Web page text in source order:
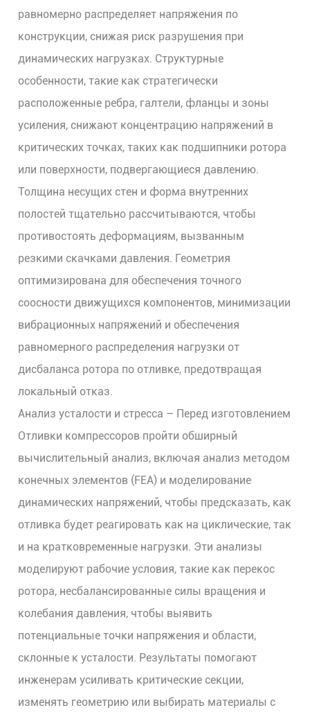
равномерно распределяет напряжения по
конструкции, снижая риск разрушения при
динамических нагрузках. Структурные
особенности, такие как стратегически
расположенные ребра, галтели, фланцы и зоны
усиления, снижают концентрацию напряжений в
критических точках, таких как подшипники ротора
или поверхности, подвергающиеся давлению.
Толщина несущих стен и форма внутренних
полостей тщательно рассчитываются, чтобы
противостоять деформациям, вызванным
резкими скачками давления. Геометрия
оптимизирована для обеспечения точного
соосности движущихся компонентов, минимизации
вибрационных напряжений и обеспечения
равномерного распределения нагрузки от
дисбаланса ротора по отливке, предотвращая
локальный отказ.
Анализ усталости и стресса – Перед изготовлением
Отливки компрессоров пройти обширный
вычислительный анализ, включая анализ методом
конечных элементов (FEA) и моделирование
динамических напряжений, чтобы предсказать, как
отливка будет реагировать как на циклические, так
и на кратковременные нагрузки. Эти анализы
моделируют рабочие условия, такие как перекос
ротора, несбалансированные силы вращения и
колебания давления, чтобы выявить
потенциальные точки напряжения и области,
склонные к усталости. Результаты помогают
инженерам усиливать критические секции,
изменять геометрию или выбирать материалы с